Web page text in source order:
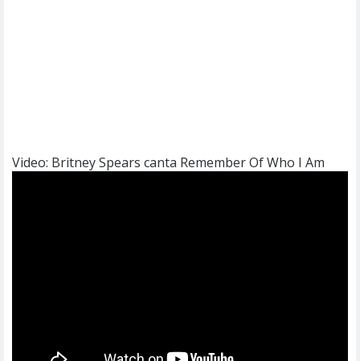
Video: Britney Spears canta Remember Of Who I Am